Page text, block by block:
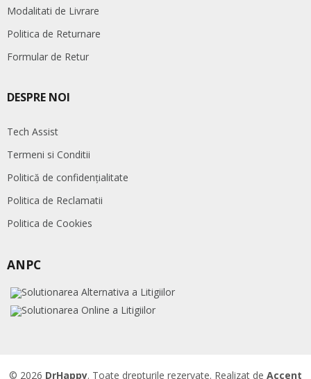
Modalitati de Livrare
Politica de Returnare
Formular de Retur
DESPRE NOI
Tech Assist
Termeni si Conditii
Politică de confidențialitate
Politica de Reclamatii
Politica de Cookies
ANPC
© 2026 DrHappy. Toate drepturile rezervate. Realizat de Accent